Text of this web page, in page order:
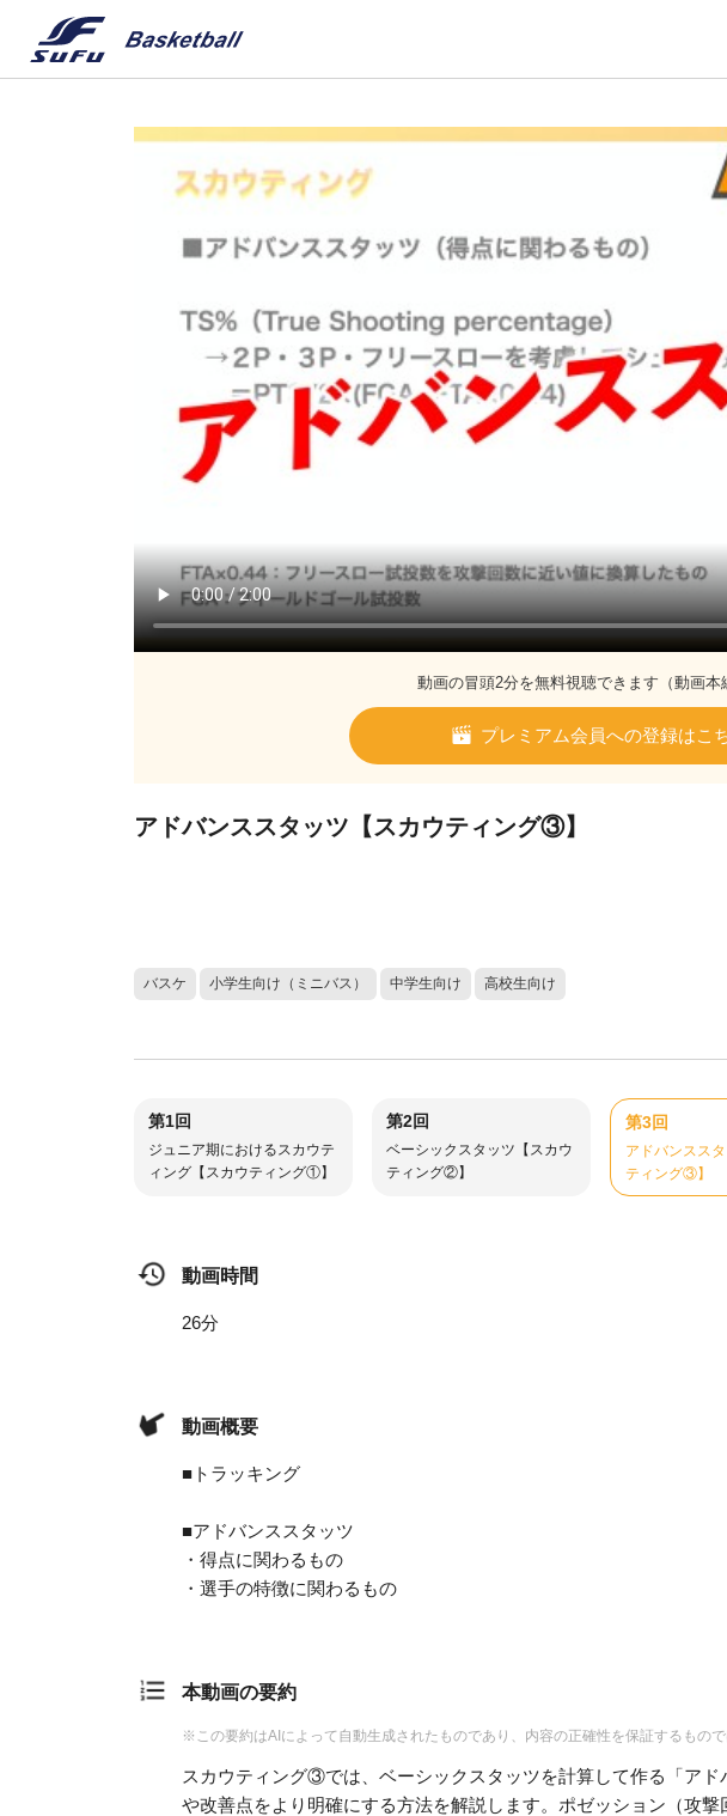
動画の冒頭2分を無料視聴できます（動画本
プレミアム会員への登録はこ
アドバンススタッツ【スカウティング③】
バスケ 小学生向け（ミニバス） 中学生向け 高校生向け
第1回
ジュニア期におけるスカウテ
ィング【スカウティング①】
第2回
ベーシックスタッツ【スカウ
ティング②】
第3回
アドバンスス
ティング③】
動画時間
26分
動画概要
■トラッキング
■アドバンススタッツ
・得点に関わるもの
・選手の特徴に関わるもの
本動画の要約
※この要約はAIによって自動生成されたものであり、内容の正確性を保証するもので
スカウティング③では、ベーシックスタッツを計算して作る「ア
や改善点をより明確にする方法を解説します。ポゼッション（攻